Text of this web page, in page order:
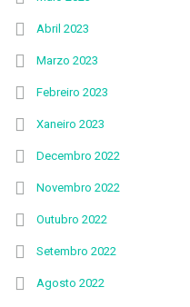
Abril 2023
Marzo 2023
Febreiro 2023
Xaneiro 2023
Decembro 2022
Novembro 2022
Outubro 2022
Setembro 2022
Agosto 2022